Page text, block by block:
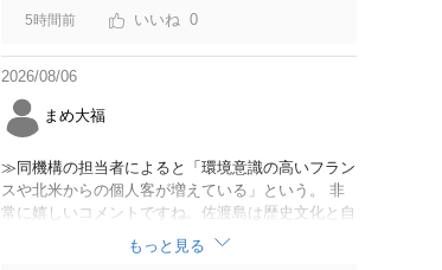
べて無しで格安プランで分けてもらった方がシンプ
ルで分かりやすいかも。どんどん料金が細分化され
て面倒です。
5時間前 0
2026/08/06
まめ大福
≫同機構の担当者によると「環境意識の高いフラン
スや北米からの個人客が増えている」という。 非
常に嬉しいコメントですね。佐渡島は歴史文化と自
然が相まっての土地となっているので、個人的には
環境意識の低い人は来ないでほしいです。「金がと
もっと見る